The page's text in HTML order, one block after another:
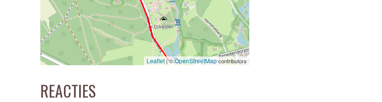
Leaflet| ©OpenStreetMapcontributors
REACTIES